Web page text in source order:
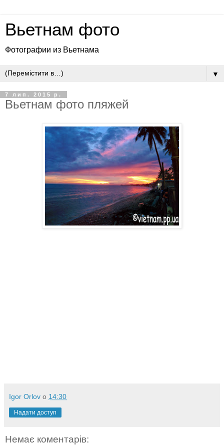
Вьетнам фото
Фотографии из Вьетнама
▼
7 лип. 2015 р.
Вьетнам фото пляжей
Igor Orlov о 14:30
Надати доступ
Немає коментарів: